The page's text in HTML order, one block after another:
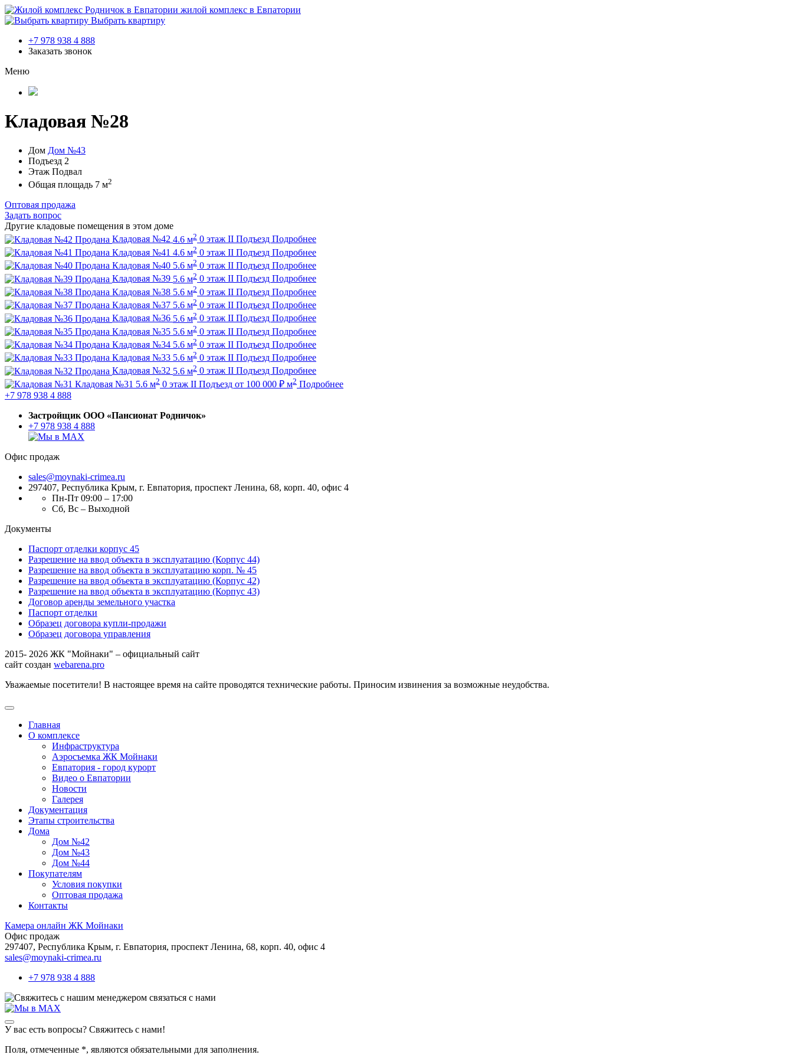
жилой комплекс в Евпатории
Выбрать квартиру
+7 978 938 4 888
Заказать звонок
Меню
Кладовая №28
Дом Дом №43
Подъезд 2
Этаж Подвал
Общая площадь 7 м2
Оптовая продажа
Задать вопрос
Другие кладовые помещения в этом доме
Продана Кладовая №42 4.6 м2 0 этаж II Подъезд Подробнее
Продана Кладовая №41 4.6 м2 0 этаж II Подъезд Подробнее
Продана Кладовая №40 5.6 м2 0 этаж II Подъезд Подробнее
Продана Кладовая №39 5.6 м2 0 этаж II Подъезд Подробнее
Продана Кладовая №38 5.6 м2 0 этаж II Подъезд Подробнее
Продана Кладовая №37 5.6 м2 0 этаж II Подъезд Подробнее
Продана Кладовая №36 5.6 м2 0 этаж II Подъезд Подробнее
Продана Кладовая №35 5.6 м2 0 этаж II Подъезд Подробнее
Продана Кладовая №34 5.6 м2 0 этаж II Подъезд Подробнее
Продана Кладовая №33 5.6 м2 0 этаж II Подъезд Подробнее
Продана Кладовая №32 5.6 м2 0 этаж II Подъезд Подробнее
Кладовая №31 5.6 м2 0 этаж II Подъезд от 100 000 ₽ м2 Подробнее
+7 978 938 4 888
Застройщик ООО «Пансионат Родничок»
+7 978 938 4 888
Офис продаж
sales@moynaki-crimea.ru
297407, Республика Крым, г. Евпатория, проспект Ленина, 68, корп. 40, офис 4
Пн-Пт 09:00 – 17:00
Сб, Вс – Выходной
Документы
Паспорт отделки корпус 45
Разрешение на ввод объекта в эксплуатацию (Корпус 44)
Разрешение на ввод объекта в эксплуатацию корп. № 45
Разрешение на ввод объекта в эксплуатацию (Корпус 42)
Разрешение на ввод объекта в эксплуатацию (Корпус 43)
Договор аренды земельного участка
Паспорт отделки
Образец договора купли-продажи
Образец договора управления
2015- 2026 ЖК "Мойнаки" – официальный сайт
сайт создан webarena.pro
Уважаемые посетители! В настоящее время на сайте проводятся технические работы. Приносим извинения за возможные неудобства.
Главная
О комплексе
Инфраструктура
Аэросъемка ЖК Мойнаки
Евпатория - город курорт
Видео о Евпатории
Новости
Галерея
Документация
Этапы строительства
Дома
Дом №42
Дом №43
Дом №44
Покупателям
Условия покупки
Оптовая продажа
Контакты
Камера онлайн ЖК Мойнаки
Офис продаж
297407, Республика Крым, г. Евпатория, проспект Ленина, 68, корп. 40, офис 4
sales@moynaki-crimea.ru
+7 978 938 4 888
связаться с нами
У вас есть вопросы? Свяжитесь с нами!
Поля, отмеченные *, являются обязательными для заполнения.